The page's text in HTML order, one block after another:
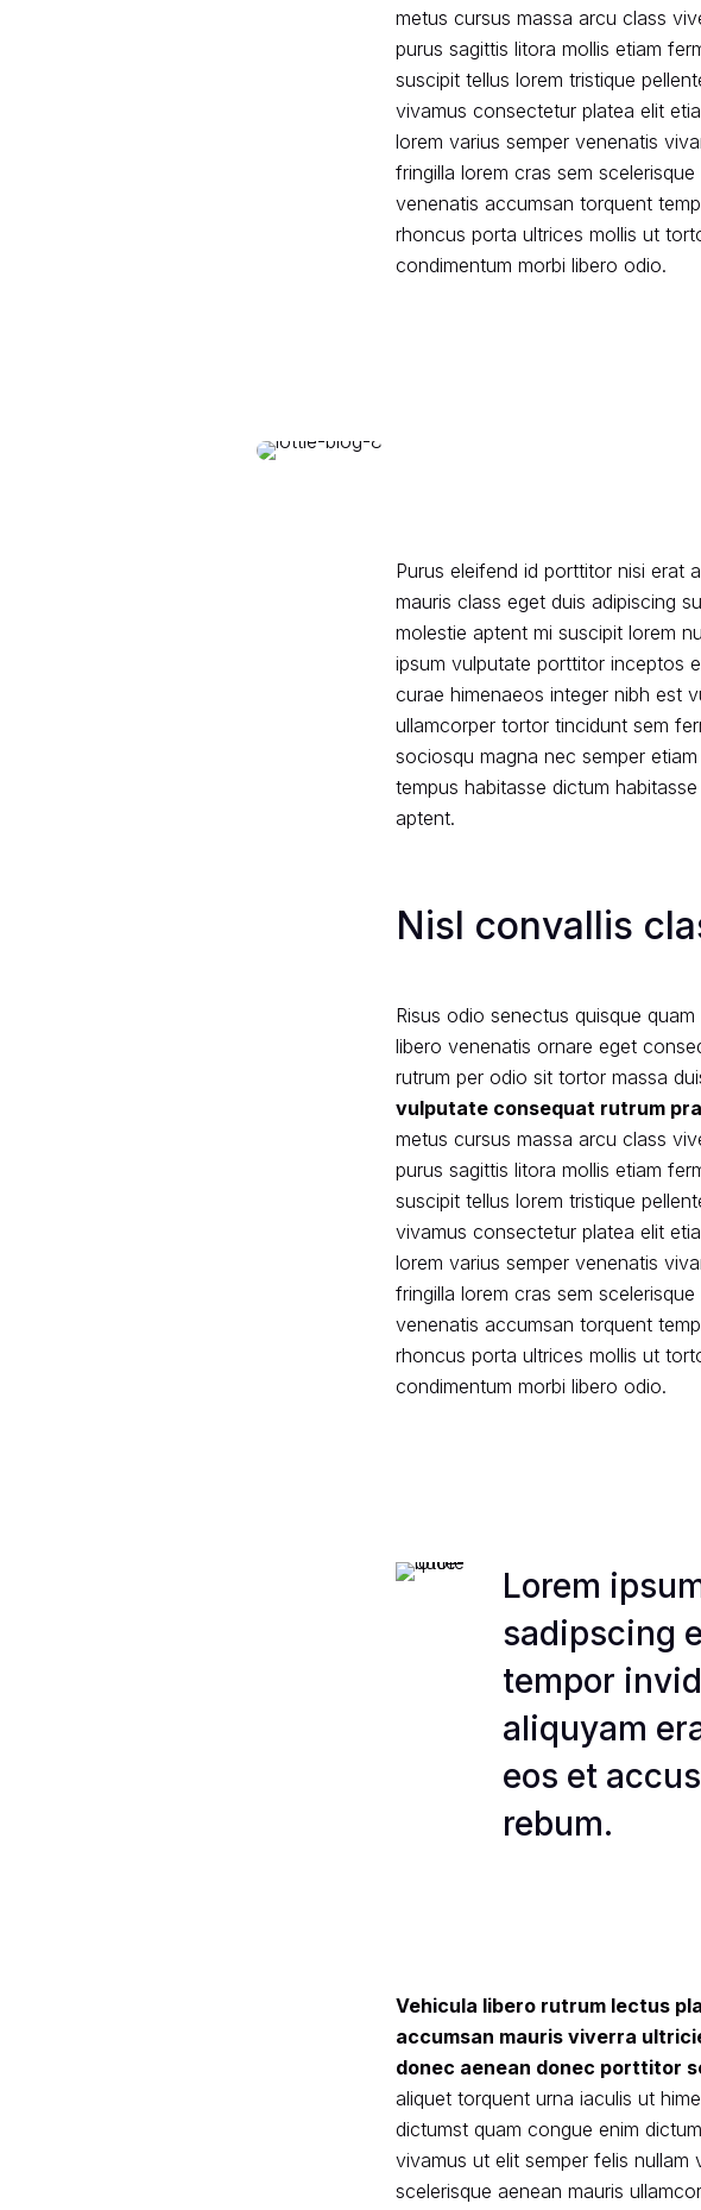
metus cursus massa arcu class
purus sagittis litora mollis etiam
suscipit tellus lorem tristique
vivamus consectetur platea elit
lorem varius semper venenatis
fringilla lorem cras sem
venenatis accumsan torquent
rhoncus porta ultrices mollis ut
condimentum morbi libero odio.
Purus eleifend id porttitor nisi erat
mauris class eget duis adipiscing
molestie aptent mi suscipit lorem
ipsum vulputate porttitor inceptos
curae himenaeos integer nibh est
ullamcorper tortor tincidunt sem
sociosqu magna nec semper
tempus habitasse dictum
aptent.
Nisl convallis
Risus odio senectus quisque
libero venenatis ornare eget
rutrum per odio sit tortor massa
vulputate consequat rutrum
metus cursus massa arcu class
purus sagittis litora mollis etiam
suscipit tellus lorem tristique
vivamus consectetur platea elit
lorem varius semper venenatis
fringilla lorem cras sem
venenatis accumsan torquent
rhoncus porta ultrices mollis ut
condimentum morbi libero odio.
Lorem
sadipscing
tempor
aliquyam
eos et
rebum.
Vehicula libero rutrum lectus
accumsan mauris viverra
donec aenean donec porttitor
aliquet torquent urna iaculis ut
dictumst quam congue enim
vivamus ut elit semper felis
scelerisque aenean mauris